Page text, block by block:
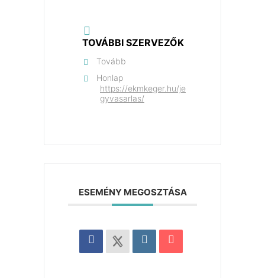
TOVÁBBI SZERVEZŐK
Tovább
Honlap
https://ekmkeger.hu/je
gyvasarlas/
ESEMÉNY MEGOSZTÁSA